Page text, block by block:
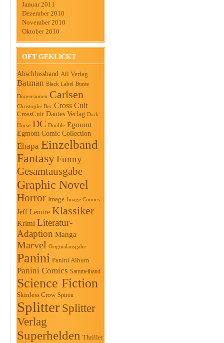
Januar 2011
Dezember 2010
November 2010
Oktober 2010
OFT GEKLICKT
Abschlussband All Verlag
Batman Black Label Bunte
Dimensionen Carlsen
Christophe Bec Cross Cult
CrossCult Dantes Verlag Dark
Horse DC Double Egmont
Egmont Comic Collection
Ehapa Einzelband
FantasyFunny
Gesamtausgabe
Graphic Novel
Horror Image Image Comics
Jeff Lemire Klassiker
Krimi Literatur-
Adaption Manga
Marvel Originalausgabe
Panini Panini Album
Panini Comics Sammelband
Science Fiction
Skinless Crow Spirou
Splitter Splitter
Verlag
Superhelden Thriller